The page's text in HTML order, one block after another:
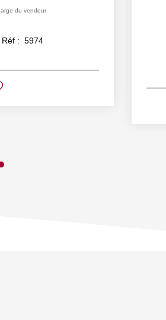
du vendeur
Réf : 5974